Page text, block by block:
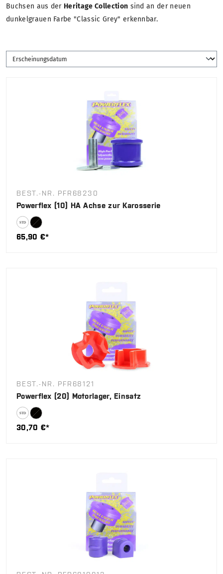
Buchsen aus der Heritage Collection sind an der neuen
dunkelgrauen Farbe "Classic Grey" erkennbar.
BEST.-NR. PFR68230
Powerflex (10) HA Achse zur Karosserie
65,90 €*
BEST.-NR. PFR68121
Powerflex (20) Motorlager, Einsatz
30,70 €*